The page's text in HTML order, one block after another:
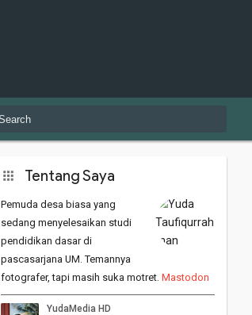
Tentang Saya
Pemuda desa biasa yang
sedang menyelesaikan studi
pendidikan dasar di
pascasarjana UM. Temannya
fotografer, tapi masih suka motret. Mastodon